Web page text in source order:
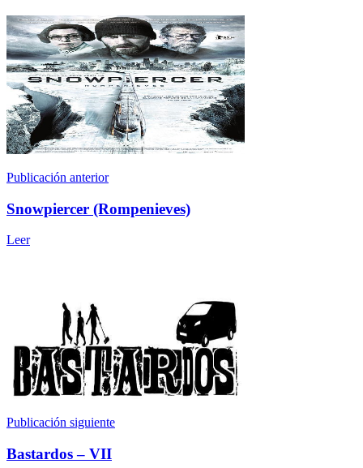
Publicación anterior
Snowpiercer (Rompenieves)
Leer
Publicación siguiente
Bastardos – VII